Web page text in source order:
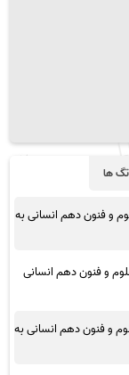
تگ ها
و فنون دهم انسانی به
و فنون دهم انسانی
و فنون دهم انسانی به